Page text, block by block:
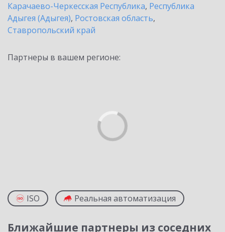
Карачаево-Черкесская Республика, Республика
Адыгея (Адыгея), Ростовская область,
Ставропольский край
Партнеры в вашем регионе:
ISO Реальная автоматизация
Ближайшие партнеры из соседних